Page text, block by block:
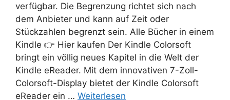
verfügbar. Die Begrenzung richtet sich nach
dem Anbieter und kann auf Zeit oder
Stückzahlen begrenzt sein. Alle Bücher in einem
Kindle 👉 Hier kaufen Der Kindle Colorsoft
bringt ein völlig neues Kapitel in die Welt der
Kindle eReader. Mit dem innovativen 7-Zoll-
Colorsoft-Display bietet der Kindle Colorsoft
eReader ein … Weiterlesen